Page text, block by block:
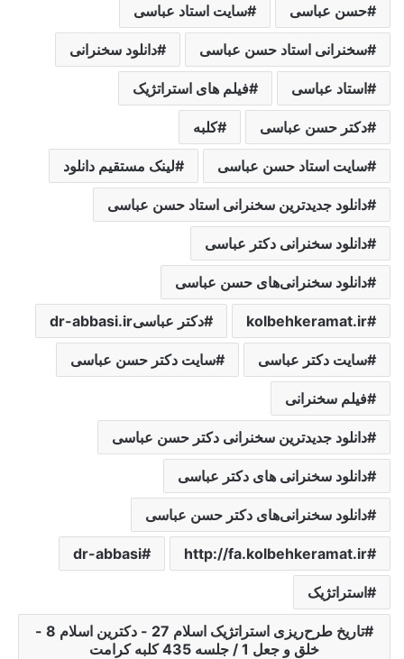
حسن عباسی سایت استاد عباسی
سخنرانی استاد حسن عباسی دانلود سخنرانی
استاد عباسی فیلم های استراتژیک
دکتر حسن عباسی کلبه
سایت استاد حسن عباسی لینک مستقیم دانلود
دانلود جدیدترین سخنرانی استاد حسن عباسی
دانلود سخنرانی دکتر عباسی
دانلود سخنرانی‌های حسن عباسی
kolbehkeramat.ir دکتر عباسیdr-abbasi.ir
سایت دکتر عباسی سایت دکتر حسن عباسی
فیلم سخنرانی
دانلود جدیدترین سخنرانی دکتر حسن عباسی
دانلود سخنرانی های دکتر عباسی
دانلود سخنرانی‌های دکتر حسن عباسی
http://fa.kolbehkeramat.ir
dr-abbasi
استراتژیک
تاریخ ‌طرح‌ریزی ‌استراتژیک ‌اسلام‌ 27 - دکترین ‌اسلام‌ 8 -
خلق ‌و ‌جعل‌ 1 / جلسه 435 کلبه کرامت